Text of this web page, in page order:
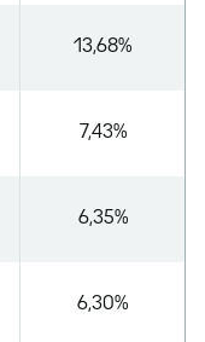
13,68%
7,43%
6,35%
6,30%